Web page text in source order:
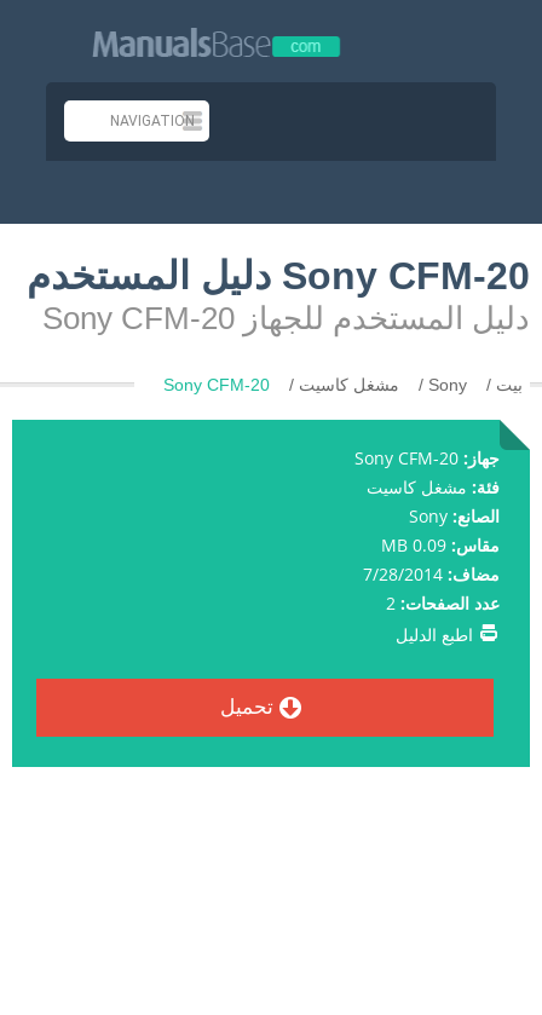
Sony CFM-20 دليل المستخدم
دليل المستخدم للجهاز Sony CFM-20
بيت Sony مشغل كاسيت Sony CFM-20
جهاز:
فئة: مشغل كاسيت
الصانع: Sony
مقاس:
مضاف:
عدد الصفحات:
اطبع الدليل
تحميل